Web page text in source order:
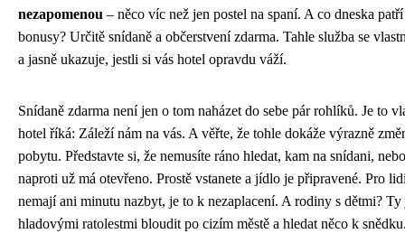
nezapomenou – něco víc než jen postel na spaní. A co dneska
bonusy? Určitě snídaně a občerstvení zdarma. Tahle služba se
a jasně ukazuje, jestli si vás hotel opravdu váží.
Snídaně zdarma není jen o tom naházet do sebe pár rohlíků. Je to
hotel říká: Záleží nám na vás. A věřte, že tohle dokáže výrazně
pobytu. Představte si, že nemusíte ráno hledat, kam na snídani,
naproti už má otevřeno. Prostě vstanete a jídlo je připravené. Pro
nemají ani minutu nazbyt, je to k nezaplacení. A rodiny s dětmi? Ty
hladovými ratolestmi bloudit po cizím městě a hledat něco k